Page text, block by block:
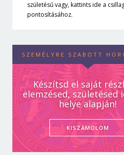
születésű vagy, kattints ide a
pontosításához.
SZEMÉLYRE SZABOTT
Készítsd el saját
elemzésed, születésed
helye alapján!
KISZÁMOLOM